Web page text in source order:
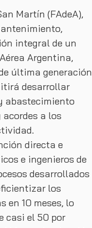
Martín (FAdeA),
integral de un
Argentina,
última generación
desarrollar
abastecimiento
a los
directa e
e ingenieros de
desarrollados
los
en 10 meses, lo
casi el 50 por